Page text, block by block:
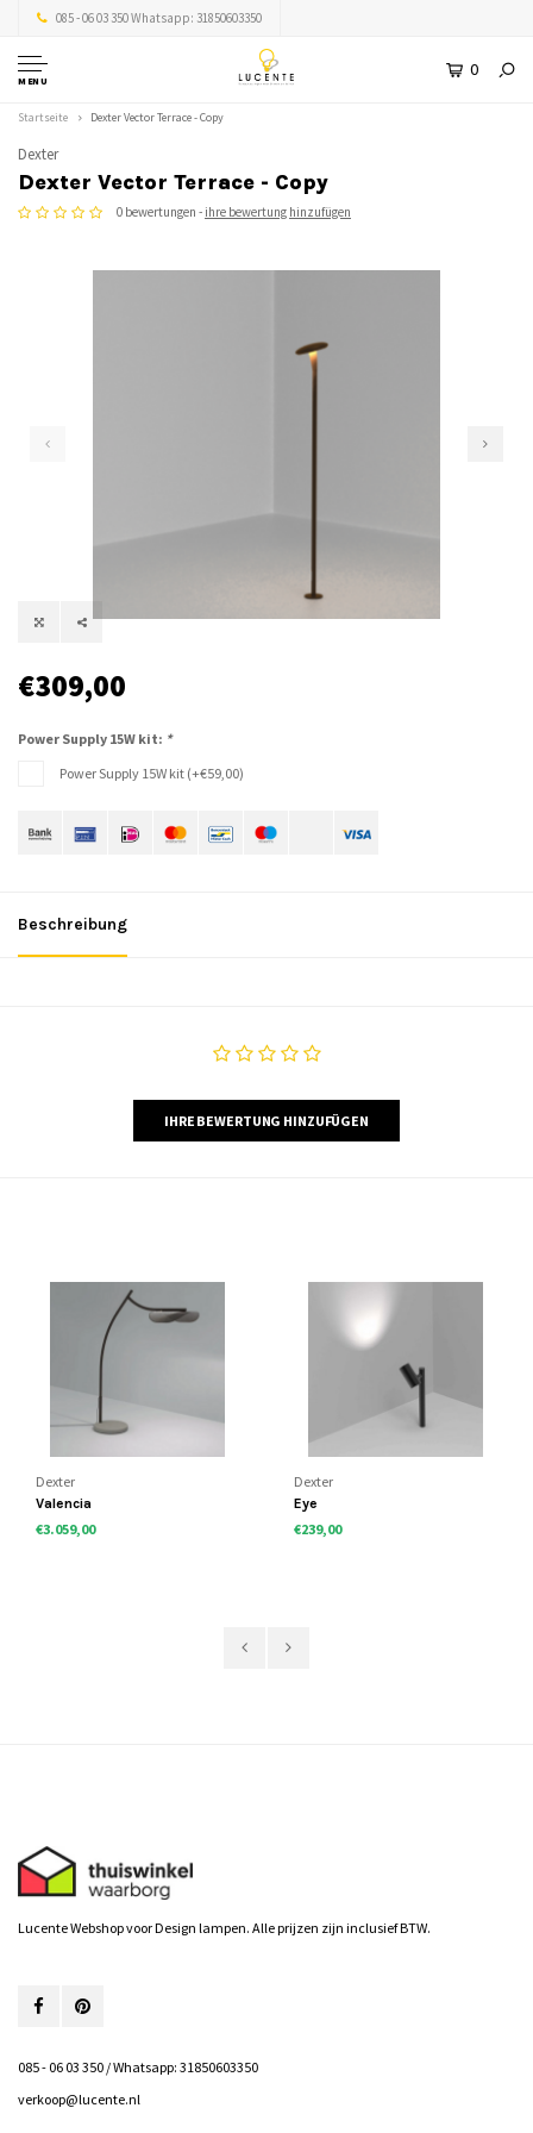
085 - 06 03 350 Whatsapp: 31850603350
MENU
0
Startseite Dexter Vector Terrace - Copy
Dexter
Dexter Vector Terrace - Copy
0 bewertungen - ihre bewertung hinzufügen
€309,00
Power Supply 15W kit: *
Power Supply 15W kit (+€59,00)
Beschreibung
IHRE BEWERTUNG HINZUFÜGEN
Dexter
Valencia
€3.059,00
Dexter
Eye
€239,00
Lucente Webshop voor Design lampen. Alle prijzen zijn inclusief BTW.
085 - 06 03 350 / Whatsapp: 31850603350
verkoop@lucente.nl